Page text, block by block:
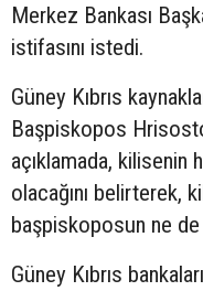
Merkez Bankası
istifasını istedi.
Güney Kıbrıs
Başpiskopos
açıklamada, kilisenin
olacağını belirterek,
başpiskoposun ne
Güney Kıbrıs